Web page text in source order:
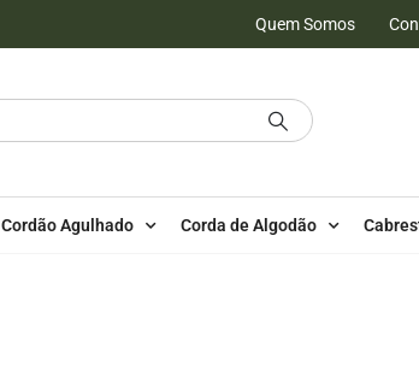
Quem Somos
Cordão Agulhado Corda de Algodão